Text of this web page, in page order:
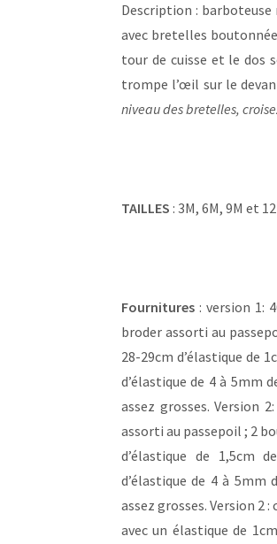
Description :
avec bretelles
tour de cuisse et le dos
trompe l’œil sur le
niveau des bretelles,
TAILLES : 3M, 6M, 9M et
Fournitures : version 1:
broder assorti au
28-29cm d’élastique de
d’élastique de 4 à 5mm
assez grosses. Version
assorti au passepoil ; 2
d’élastique de 1,5cm
d’élastique de 4 à 5mm
assez grosses. Version 2
avec un élastique de